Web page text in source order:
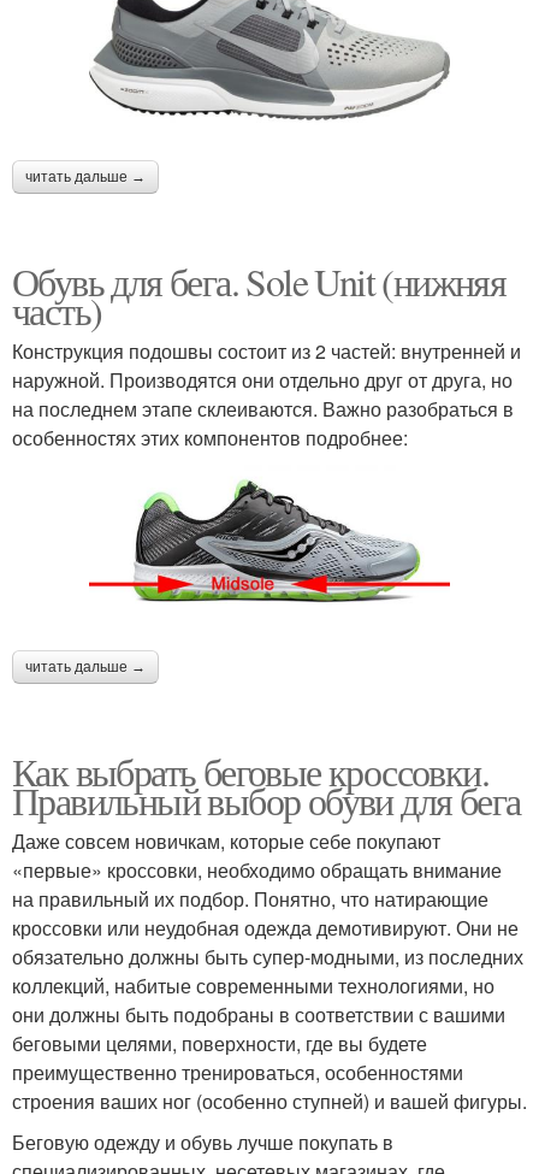
читать дальше →
Обувь для бега. Sole Unit (нижняя
часть)
Конструкция подошвы состоит из 2 частей: внутренней и
наружной. Производятся они отдельно друг от друга, но
на последнем этапе склеиваются. Важно разобраться в
особенностях этих компонентов подробнее:
читать дальше →
Как выбрать беговые кроссовки.
Правильный выбор обуви для бега
Даже совсем новичкам, которые себе покупают
«первые» кроссовки, необходимо обращать внимание
на правильный их подбор. Понятно, что натирающие
кроссовки или неудобная одежда демотивируют. Они не
обязательно должны быть супер-модными, из последних
коллекций, набитые современными технологиями, но
они должны быть подобраны в соответствии с вашими
беговыми целями, поверхности, где вы будете
преимущественно тренироваться, особенностями
строения ваших ног (особенно ступней) и вашей фигуры.
Беговую одежду и обувь лучше покупать в